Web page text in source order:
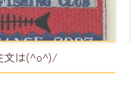
文は(^o^)/